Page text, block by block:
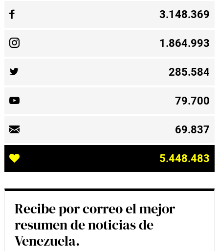
3.148.369
1.864.993
285.584
79.700
69.837
5.448.483
Recibe por correo el mejor
resumen de noticias de
Venezuela.